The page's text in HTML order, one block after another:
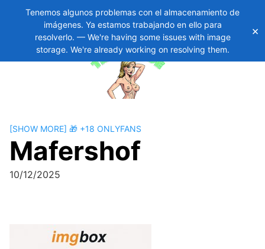
Tenemos algunos problemas con el almacenamiento de
imágenes. Ya estamos trabajando en ello para
resolverlo. — We're having some issues with image
storage. We're already working on resolving them.
×
content
[SHOW MORE] 🎁 +18 ONLYFANS
Mafershof
10/12/2025